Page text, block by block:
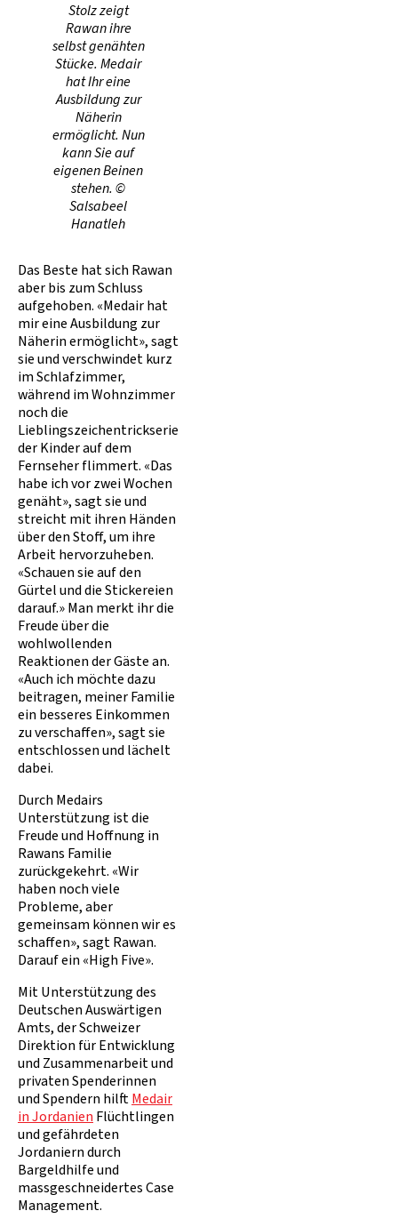
Stolz zeigt
Rawan ihre
selbst genähten
Stücke. Medair
hat Ihr eine
Ausbildung zur
Näherin
ermöglicht. Nun
kann Sie auf
eigenen Beinen
stehen. ©
Salsabeel
Hanatleh
Das Beste hat sich Rawan
aber bis zum Schluss
aufgehoben. «Medair hat
mir eine Ausbildung zur
Näherin ermöglicht», sagt
sie und verschwindet kurz
im Schlafzimmer,
während im Wohnzimmer
noch die
Lieblingszeichentrickserie
der Kinder auf dem
Fernseher flimmert. «Das
habe ich vor zwei Wochen
genäht», sagt sie und
streicht mit ihren Händen
über den Stoff, um ihre
Arbeit hervorzuheben.
«Schauen sie auf den
Gürtel und die Stickereien
darauf.» Man merkt ihr die
Freude über die
wohlwollenden
Reaktionen der Gäste an.
«Auch ich möchte dazu
beitragen, meiner Familie
ein besseres Einkommen
zu verschaffen», sagt sie
entschlossen und lächelt
dabei.
Durch Medairs
Unterstützung ist die
Freude und Hoffnung in
Rawans Familie
zurückgekehrt. «Wir
haben noch viele
Probleme, aber
gemeinsam können wir es
schaffen», sagt Rawan.
Darauf ein «High Five».
Mit Unterstützung des
Deutschen Auswärtigen
Amts, der Schweizer
Direktion für Entwicklung
und Zusammenarbeit und
privaten Spenderinnen
und Spendern hilftMedair
in Jordanien Flüchtlingen
und gefährdeten
Jordaniern durch
Bargeldhilfe und
massgeschneidertes Case
Management.